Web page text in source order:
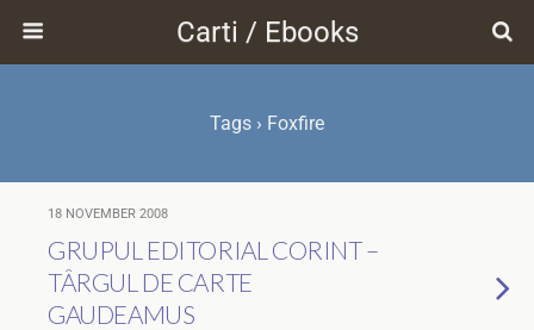
Carti / Ebooks
Tags › Foxfire
18 NOVEMBER 2008
GRUPUL EDITORIAL CORINT –
TÂRGUL DE CARTE
GAUDEAMUS